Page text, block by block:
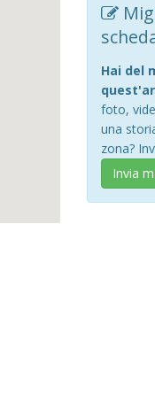
Hai del
foto,
una
zona?
Invia